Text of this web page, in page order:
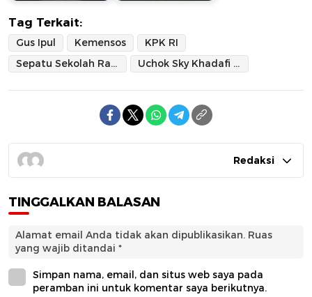
Tag Terkait:
Gus Ipul Kemensos
KPK RI
Sepatu Sekolah Rakyat
Uchok Sky Khadafi (CBA)
Redaksi
TINGGALKAN BALASAN
Alamat email Anda tidak akan dipublikasikan. Ruas
yang wajib ditandai *
Simpan nama, email, dan situs web saya pada
peramban ini untuk komentar saya berikutnya.